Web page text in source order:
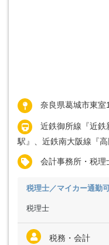
奈良県葛城市東室
近鉄御所線『近鉄
駅』、近鉄南大阪線『高
会計事務所・税理
税理士／マイカー通勤
税理士
税務・会計